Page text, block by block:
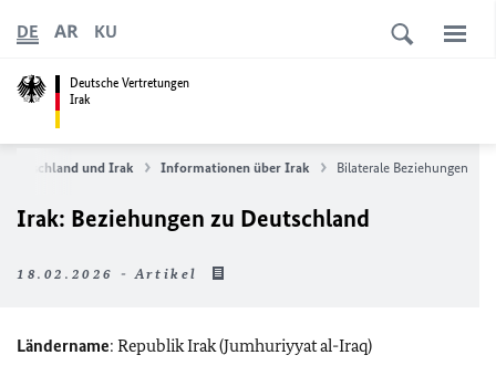
Deutsche Vertretungen
Irak
DE AR KU
Deutschland und Irak Informationen über Irak Bilaterale Beziehungen
Irak: Beziehungen zu Deutschland
18.02.2026 - Artikel
Ländername: Republik Irak (Jumhuriyyat al-Iraq)